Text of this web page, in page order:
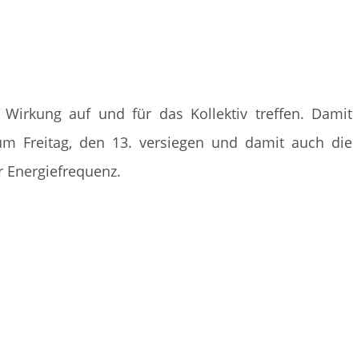
auf und für das Kollektiv treffen. Damit
Freitag, den 13. versiegen und damit auch die